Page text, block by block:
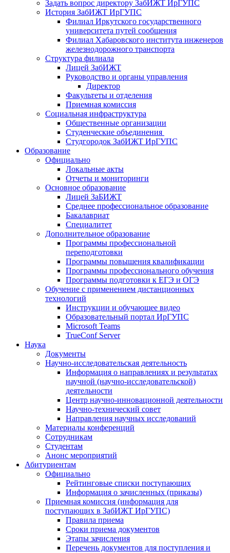
Задать вопрос директору ЗабИЖТ ИрГУПС
История ЗабИЖТ ИрГУПС
Филиал Иркутского государственного
университета путей сообщения
Филиал Хабаровского института инженеров
железнодорожного транспорта
Структура филиала
Лицей ЗабИЖТ
Руководство и органы управления
Директор
Факультеты и отделения
Приемная комиссия
Социальная инфраструктура
Общественные организации
Студенческие объединения
Студгородок ЗабИЖТ ИрГУПС
Образование
Официально
Локальные акты
Отчеты и мониторинги
Основное образование
Лицей ЗаБИЖТ
Среднее профессиональное образование
Бакалавриат
Специалитет
Дополнительное образование
Программы профессиональной
переподготовки
Программы повышения квалификации
Программы профессионального обучения
Программы подготовки к ЕГЭ и ОГЭ
Обучение с применением дистанционных
технологий
Инструкции и обучающее видео
Образовательный портал ИрГУПС
Microsoft Teams
TrueConf Server
Наука
Документы
Научно-исследовательская деятельность
Информация о направлениях и результатах
научной (научно-исследовательской)
деятельности
Центр научно-инновационной деятельности
Научно-технический совет
Направления научных исследований
Материалы конференций
Сотрудникам
Студентам
Анонс мероприятий
Абитуриентам
Официально
Рейтинговые списки поступающих
Информация о зачисленных (приказы)
Приемная комиссия (информация для
поступающих в ЗабИЖТ ИрГУПС)
Правила приема
Сроки приема документов
Этапы зачисления
Перечень документов для поступления и